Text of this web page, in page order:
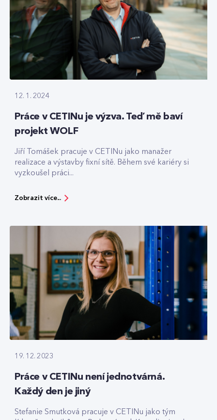
12. 1. 2024
Práce v CETINu je výzva. Teď mě baví
projekt WOLF
Jiří Tomášek pracuje v CETINu jako manažer
realizace a výstavby fixní sítě. Během své kariéry si
vyzkoušel práci...
Zobrazit více...
19. 12. 2023
Práce v CETINu není jednotvárná.
Každý den je jiný
Stefanie Smutková pracuje v CETINu jako tým